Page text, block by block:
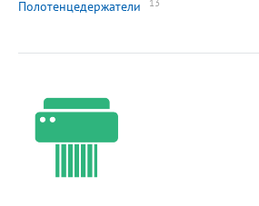
Полотенцедержатели 13